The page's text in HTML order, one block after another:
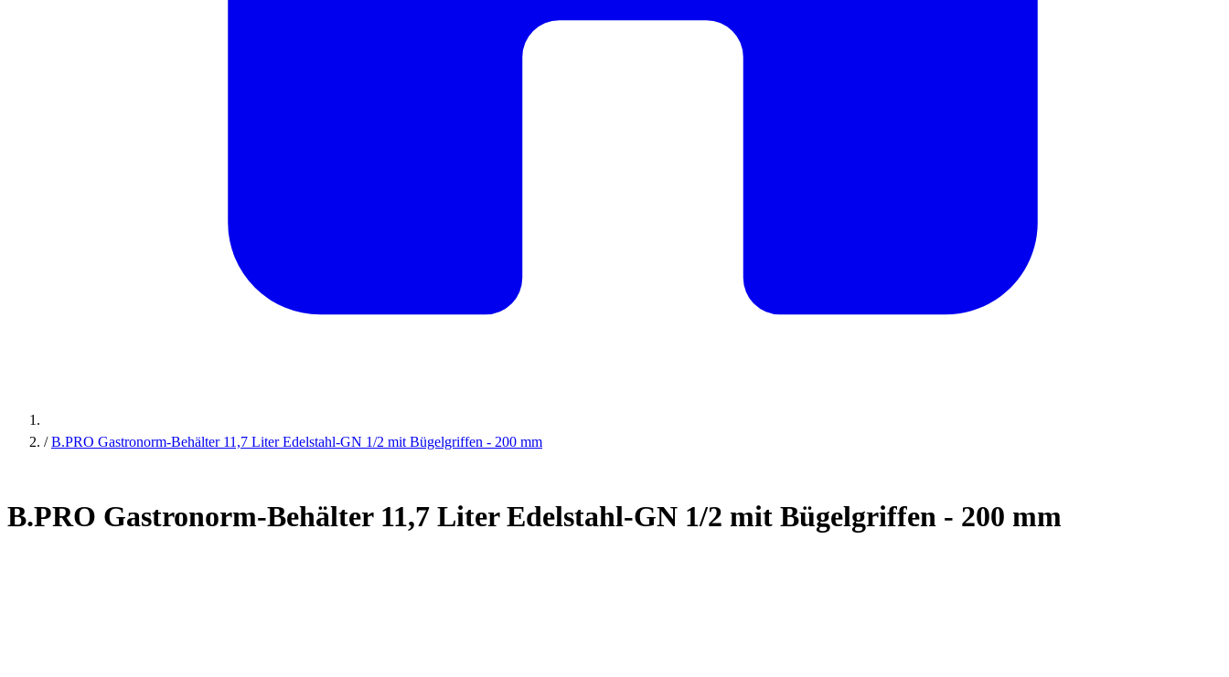
/ B.PRO Gastronorm-Behälter 11,7 Liter Edelstahl-GN 1/2 mit Bügelgriffen - 200 mm
B.PRO Gastronorm-Behälter 11,7 Liter Edelstahl-GN 1/2 mit Bügelgriffen - 200 mm